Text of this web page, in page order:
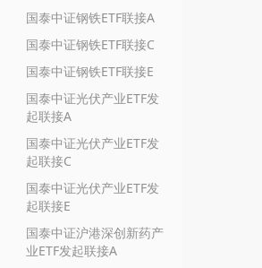
国泰中证钢铁ETF联接A
国泰中证钢铁ETF联接C
国泰中证钢铁ETF联接E
国泰中证光伏产业ETF发
起联接A
国泰中证光伏产业ETF发
起联接C
国泰中证光伏产业ETF发
起联接E
国泰中证沪港深创新药产
业ETF发起联接A